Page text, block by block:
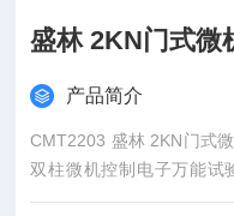
盛林 2KN门式微
产品简介
CMT2203 盛林 2KN门式
双柱微机控制电子万能试
备，专门针对棉线、棉纱